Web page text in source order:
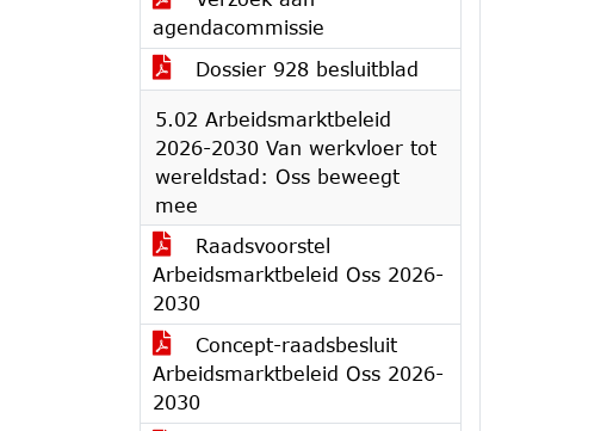
agendacommissie
Dossier 928 besluitblad
5.02 Arbeidsmarktbeleid
2026-2030 Van werkvloer tot
wereldstad: Oss beweegt
mee
Raadsvoorstel
Arbeidsmarktbeleid Oss 2026-
2030
Concept-raadsbesluit
Arbeidsmarktbeleid Oss 2026-
2030